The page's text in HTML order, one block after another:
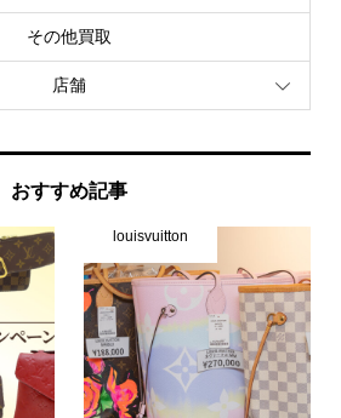
その他買取
店舗
おすすめ記事
louisvuitton